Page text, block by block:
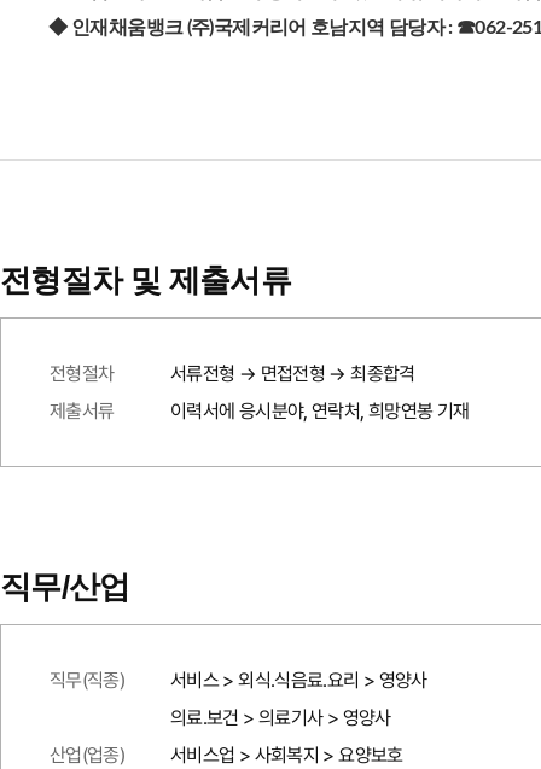
◆ 인재채움뱅크 (주)국제커리어 호남지역 담당자 : ☎062-
전형절차 및 제출서류
전형절차
서류전형 → 면접전형 → 최종합격
제출서류
이력서에 응시분야, 연락처, 희망연봉 기재
직무/산업
직무(직종)
서비스 > 외식.식음료.요리 > 영양사
의료.보건 > 의료기사 > 영양사
산업(업종)
서비스업 > 사회복지 > 요양보호